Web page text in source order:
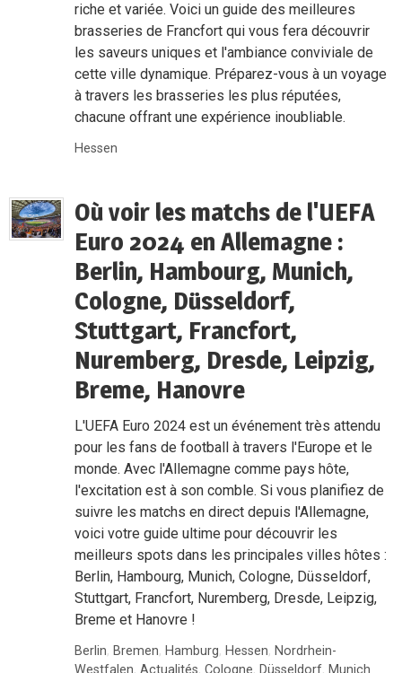
riche et variée. Voici un guide des meilleures
brasseries de Francfort qui vous fera découvrir
les saveurs uniques et l'ambiance conviviale de
cette ville dynamique. Préparez-vous à un voyage
à travers les brasseries les plus réputées,
chacune offrant une expérience inoubliable.
Hessen
Où voir les matchs de l'UEFA
Euro 2024 en Allemagne :
Berlin, Hambourg, Munich,
Cologne, Düsseldorf,
Stuttgart, Francfort,
Nuremberg, Dresde, Leipzig,
Breme, Hanovre
L'UEFA Euro 2024 est un événement très attendu
pour les fans de football à travers l'Europe et le
monde. Avec l'Allemagne comme pays hôte,
l'excitation est à son comble. Si vous planifiez de
suivre les matchs en direct depuis l'Allemagne,
voici votre guide ultime pour découvrir les
meilleurs spots dans les principales villes hôtes :
Berlin, Hambourg, Munich, Cologne, Düsseldorf,
Stuttgart, Francfort, Nuremberg, Dresde, Leipzig,
Breme et Hanovre !
Berlin, Bremen, Hamburg, Hessen, Nordrhein-
Westfalen,Actualités,Cologne, Düsseldorf, Munich